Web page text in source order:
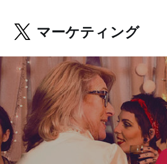
マーケティング